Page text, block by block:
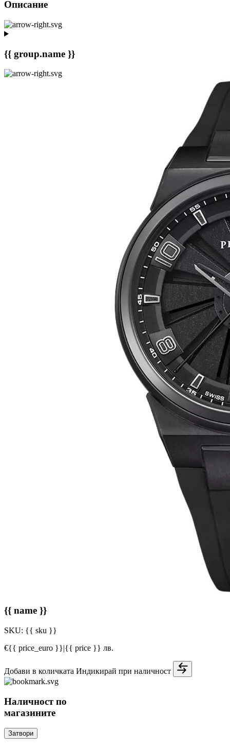
Описание
{{ group.name }}
{{ name }}
SKU: {{ sku }}
€{{ price_euro }}|{{ price }} лв.
Добави в количката Индикирай при наличност
Наличност по
магазините
Затвори